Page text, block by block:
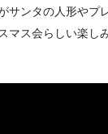
サンタの人形やプ
マス会らしい楽し